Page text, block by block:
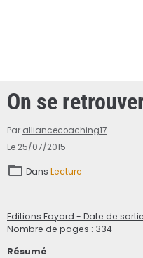
On se
Par alliancecoaching17
Le 25/07/2015
Dans Lecture
Editions Fayard - Date de
Nombre de pages : 334
Résumé